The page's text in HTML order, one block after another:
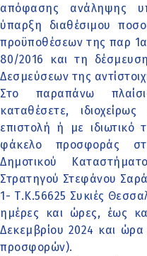
απόφασης ανάληψης
ύπαρξη διαθέσιμου
προϋποθέσεων της παρ
80/2016 και τη
Δεσμεύσεων της
Στο παραπάνω
καταθέσετε,
επιστολή ή με ιδιωτικό
φάκελο προσφοράς
Δημοτικού
Στρατηγού Στεφάνου
1- Τ.Κ.56625 Συκιές
ημέρες και ώρες, έως
Δεκεμβρίου 2024 και
προσφορών).